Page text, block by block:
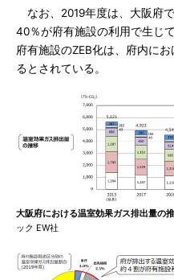
なお、2019年度は、大阪府
40％が府有施設の利用で生じ
府有施設のZEB化は、府内に
るとされている。
大阪府における温室効果ガス排出量の
ック EW社